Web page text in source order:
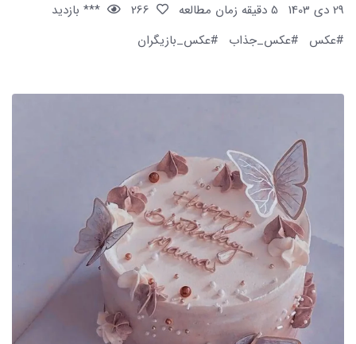
29 دی 1403
5 دقیقه زمان مطالعه
*** بازدید
#عکس
#عکس_جذاب #عکس_بازیگران